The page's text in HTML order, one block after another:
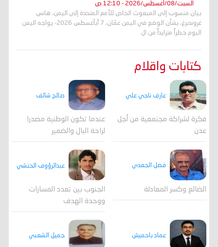
السبت/08/أغسطس/2026 - 12:10 ص
بيان منسوب إلى المبعوث الخاص للأمم المتحدة إلى اليمن، هانس
غروندبرغ، بشأن الوضع في اليمن عمّان، 7 آبأغسطس 2026- يواجه اليمن
اليوم خطراً متزايداً من ال
كتابات واقلام
عارف ناجي علي
فكرة لشراكة مجتمعية من أجل
عدن
صالح شائف
عندما تكون الوطنية مصدرا
لراحة البال والضمير
فضل الجعدي
الضالع وكسر المعادلة
عبدالرؤوف الحنشي
الجنوب بين تعدد المسارات
ووحدة الهدف
عماد باحميش جميل الشعبي